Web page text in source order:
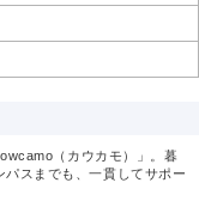
（カウカモ）」。暮
スまでも、一貫してサポー